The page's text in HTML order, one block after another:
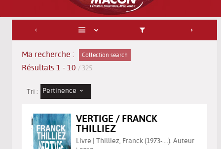
Ma recherche : Collection search
Résultats 1 - 10 / 325
Tri : Pertinence
VERTIGE / FRANCK
THILLIEZ
Livre | Thilliez, Franck (1973-....). Auteur